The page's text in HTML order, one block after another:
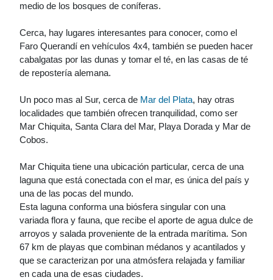
medio de los bosques de coníferas.
Cerca, hay lugares interesantes para conocer, como el
Faro Querandí en vehículos 4x4, también se pueden hacer
cabalgatas por las dunas y tomar el té, en las casas de té
de repostería alemana.
Un poco mas al Sur, cerca de Mar del Plata, hay otras
localidades que también ofrecen tranquilidad, como ser
Mar Chiquita, Santa Clara del Mar, Playa Dorada y Mar de
Cobos.
Mar Chiquita tiene una ubicación particular, cerca de una
laguna que está conectada con el mar, es única del país y
una de las pocas del mundo.
Esta laguna conforma una biósfera singular con una
variada flora y fauna, que recibe el aporte de agua dulce de
arroyos y salada proveniente de la entrada marítima. Son
67 km de playas que combinan médanos y acantilados y
que se caracterizan por una atmósfera relajada y familiar
en cada una de esas ciudades.